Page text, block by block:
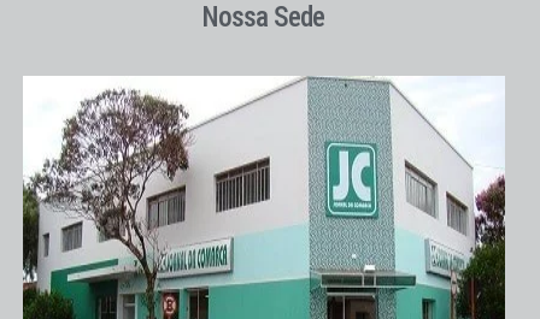
Nossa Sede